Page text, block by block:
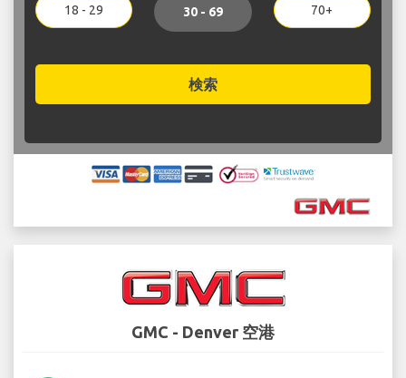
18 - 29 30 - 69 70+
検索
GMC - Denver 空港